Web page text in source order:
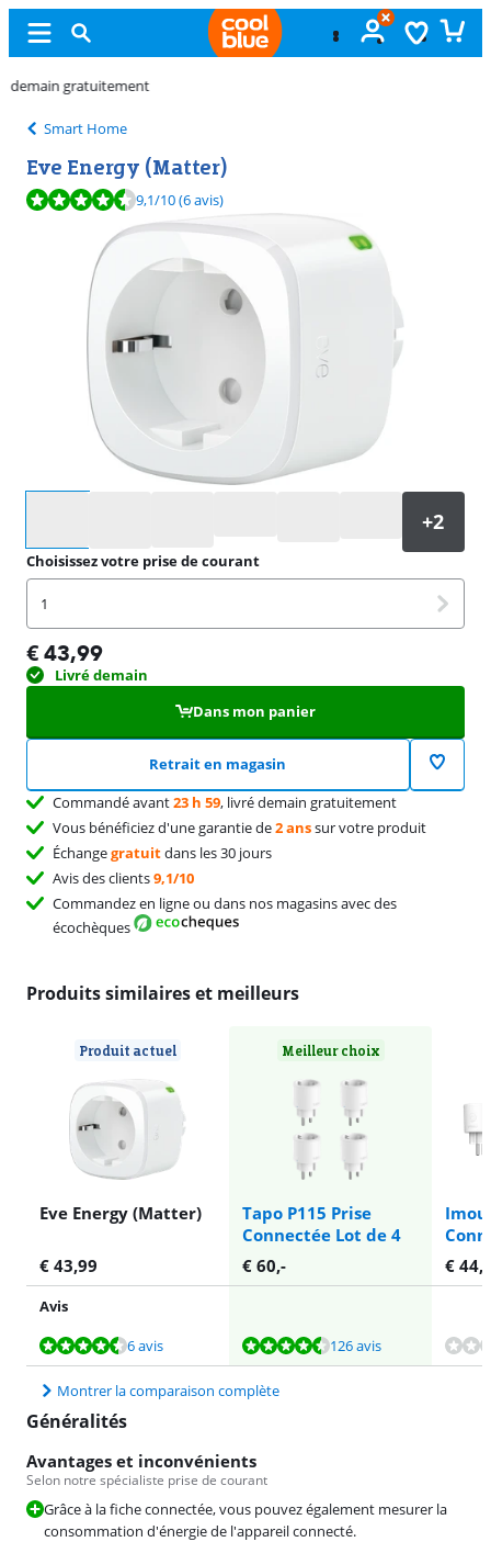
Smart Home
Eve Energy (Matter)
La note est de 9,1 sur 10, basée sur 6 avis.
9,1/10(6 avis)
Choisissez votre prise de courant
1
€ 43,99
Livré demain
Dans mon panier
Retrait en magasin
Commandé avant23 h 59, livré demain gratuitement
Vous bénéficiez d'une garantie de2 anssur votre produit
Échangegratuitdans les 30 jours
Avis des clients9,1/10
Commandez en ligne ou dans nos magasins avec des
écochèques
Produits similaires et meilleurs
Produit actuel
Eve Energy (Matter)
Meilleur choix
Tapo P115 Prise
Connectée Lot de 4
Imou
€ 43,99 € 60,- €
Avis
La note est de 9,1 sur 10, basée sur 6 avis.
6 avis
La note est de 8,9 sur 10, basée sur 126 avis. 126 avis
La note est de 9,4 sur 10, basée sur 2 avis.
La note est de 10 sur 10, basée sur 10 avis.
Montrer la comparaison complète
Généralités
Avantages et inconvénients
Selon notre spécialiste prise de courant
Grâce à la fiche connectée, vous pouvez également mesurer la
consommation d'énergie de l'appareil connecté.